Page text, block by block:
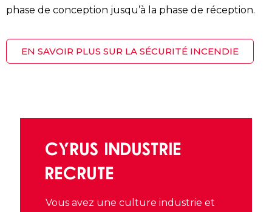
phase de conception jusqu’à la phase de réception.
EN SAVOIR PLUS SUR LA SÉCURITÉ INCENDIE
CYRUS INDUSTRIE
RECRUTE
Vous avez une culture industrie et